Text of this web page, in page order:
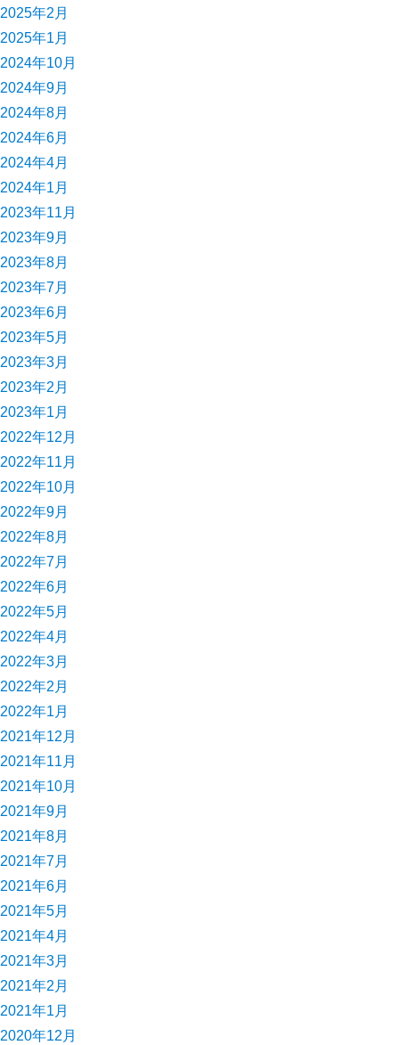
2025年2月
2025年1月
2024年10月
2024年9月
2024年8月
2024年6月
2024年4月
2024年1月
2023年11月
2023年9月
2023年8月
2023年7月
2023年6月
2023年5月
2023年3月
2023年2月
2023年1月
2022年12月
2022年11月
2022年10月
2022年9月
2022年8月
2022年7月
2022年6月
2022年5月
2022年4月
2022年3月
2022年2月
2022年1月
2021年12月
2021年11月
2021年10月
2021年9月
2021年8月
2021年7月
2021年6月
2021年5月
2021年4月
2021年3月
2021年2月
2021年1月
2020年12月